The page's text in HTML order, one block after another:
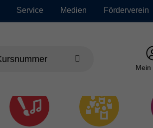
Service Medien Förderverein
Mein